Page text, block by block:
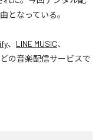
となっている。
、 LINE MUSIC、
の音楽配信サービスで